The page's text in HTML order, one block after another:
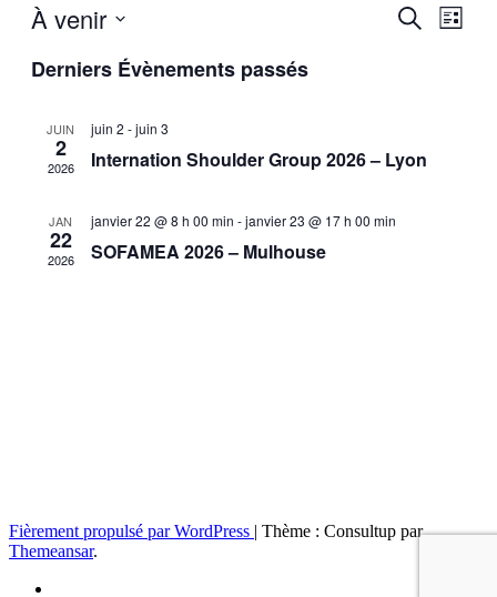
Recherche
Liste
À venir
une
Derniers Évènements passés
JUIN
2
2026
juin 2 -juin 3
Internation Shoulder Group 2026 – Lyon
JAN
22
2026
janvier 22 @ 8 h 00 min -janvier 23 @ 17 h 00 min
SOFAMEA 2026 – Mulhouse
Fièrement propulsé par WordPress | Thème : Consultup par
Themeansar.